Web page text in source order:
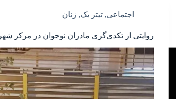
اجتماعی,تیتر یک, زنان
روایتی از تکدی‌گری مادران نوجوان در مرکز شهر